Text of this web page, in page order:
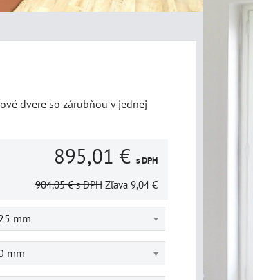
dvere so zárubňou v jednej
895,01 € s DPH
904,05 € s DPH Zľava 9,04 €
mm
mm